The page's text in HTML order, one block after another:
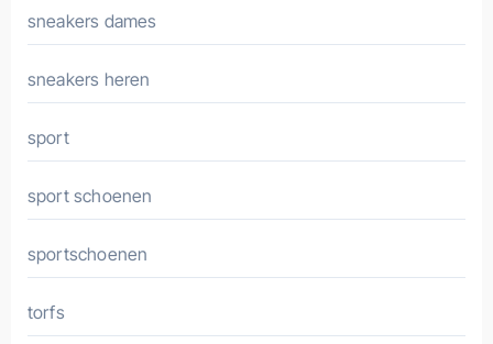
sneakers dames
sneakers heren
sport
sport schoenen
sportschoenen
torfs